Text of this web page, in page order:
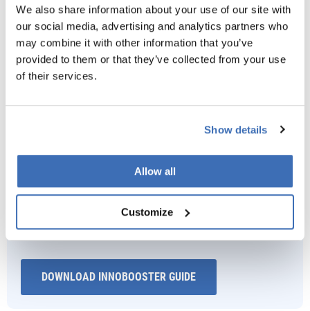
We also share information about your use of our site with
our social media, advertising and analytics partners who
may combine it with other information that you’ve
provided to them or that they’ve collected from your use
of their services.
Show details
Allow all
Customize
Vi kan hjælpe dig med din Innobooster-ansøgning
Vi kan vudere, om din innovative idé har det, der skal til,
mere om Innobooster ved at downloade vores guide.
DOWNLOAD INNOBOOSTER GUIDE